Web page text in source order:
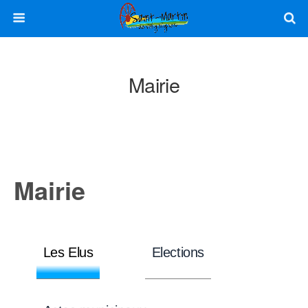
Mairie
Mairie
Les Elus Elections